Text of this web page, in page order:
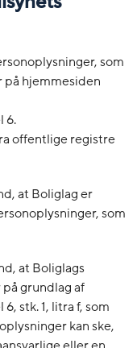
som
hjemmesiden
6.
offentlige registre
at Boliglag er
som
at Boliglags
grundlag af
stk. 1, litra f, som
kan ske,